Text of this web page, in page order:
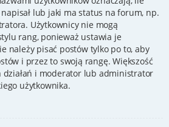
lub jaki ma status na forum, np.
Użytkownicy nie mogą
rang, ponieważ ustawia je
należy pisać postów tylko po to, aby
i przez to swoją rangę. Większość
i moderator lub administrator
użytkownika.